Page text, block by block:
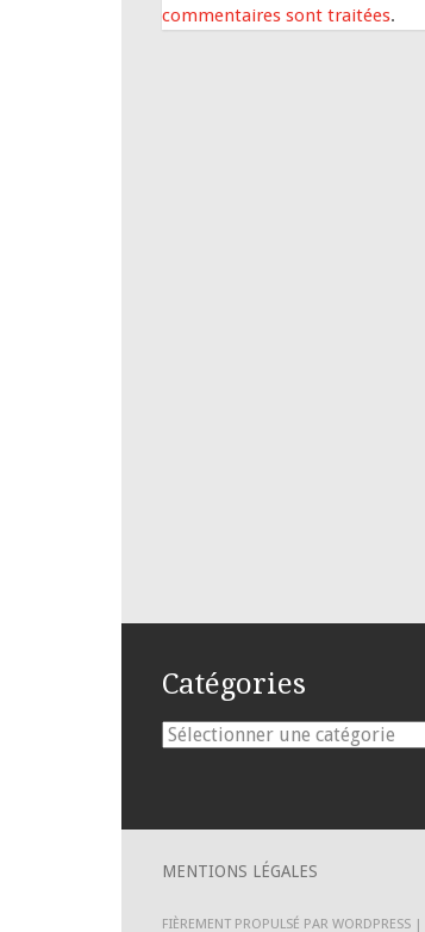
commentaires sont traitées.
Catégories
Catégories
MENTIONS LÉGALES
FIÈREMENT PROPULSÉ PAR WORDPRESS |